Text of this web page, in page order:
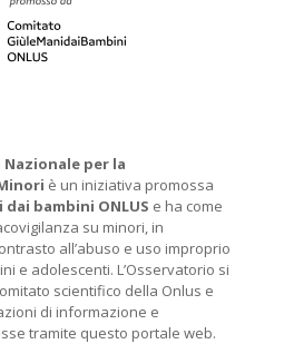
per la
è un iniziativa promossa
dai bambini ONLUS e ha come
su minori, in
all’abuso e uso improprio
e adolescenti. L’Osservatorio si
scientifico della Onlus e
di informazione e
tramite questo portale web.